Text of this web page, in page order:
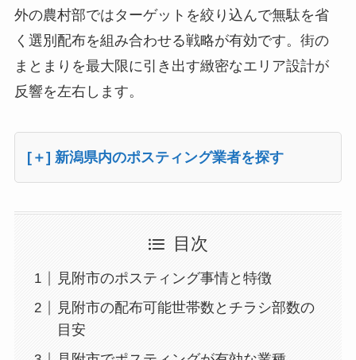
外の農村部ではターゲットを絞り込んで無駄を省
く選別配布を組み合わせる戦略が有効です。街の
まとまりを最大限に引き出す緻密なエリア設計が
反響を左右します。
[＋] 新潟県内のポスティング業者を探す
目次
見附市のポスティング事情と特徴
見附市の配布可能世帯数とチラシ部数の
目安